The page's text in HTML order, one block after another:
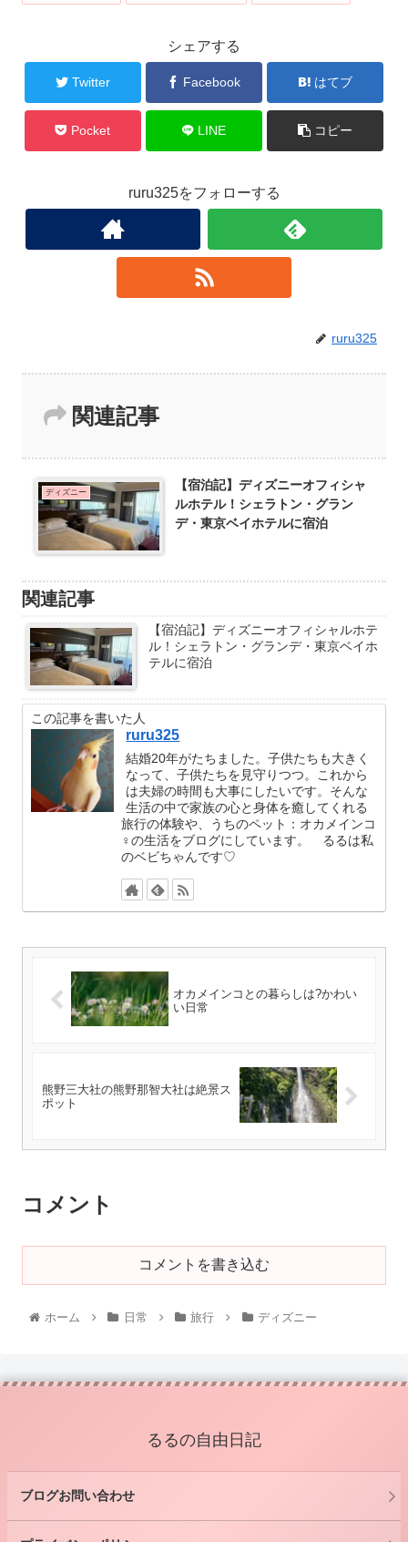
シェアする
Twitter Facebook はてブ
Pocket LINE コピー
ruru325をフォローする
ruru325
関連記事
ディズニー
【宿泊記】ディズニーオフィシャ
ルホテル！シェラトン・グラン
デ・東京ベイホテルに宿泊
関連記事
【宿泊記】ディズニーオフィシャルホテ
ル！シェラトン・グランデ・東京ベイホ
テルに宿泊
この記事を書いた人
ruru325
結婚20年がたちました。子供たちも大きく
なって、子供たちを見守りつつ。これから
は夫婦の時間も大事にしたいです。そんな
生活の中で家族の心と身体を癒してくれる
旅行の体験や、うちのペット：オカメインコ
♀の生活をブログにしています。 るるは私
のベビちゃんです♡
オカメインコとの暮らしは?かわい
い日常
熊野三大社の熊野那智大社は絶景ス
ポット
コメント
コメントを書き込む
ホーム 日常 旅行 ディズニー
るるの自由日記
ブログお問い合わせ